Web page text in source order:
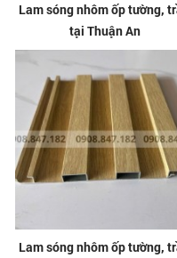
Lam sóng nhôm ốp tường,
tại Thuận An
Lam sóng nhôm ốp tường,